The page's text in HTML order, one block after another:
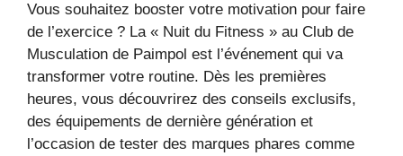
Vous souhaitez booster votre motivation pour faire
de l’exercice ? La « Nuit du Fitness » au Club de
Musculation de Paimpol est l’événement qui va
transformer votre routine. Dès les premières
heures, vous découvrirez des conseils exclusifs,
des équipements de dernière génération et
l’occasion de tester des marques phares comme